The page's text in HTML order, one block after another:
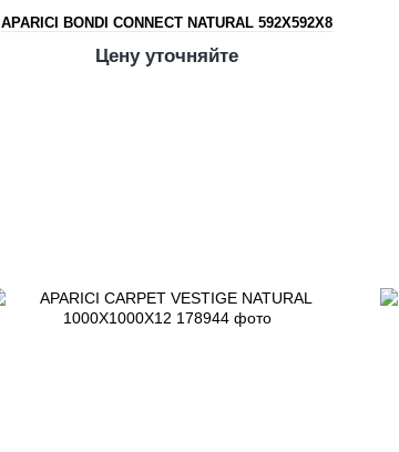
APARICI BONDI CONNECT NATURAL 592X592X8
Цену уточняйте